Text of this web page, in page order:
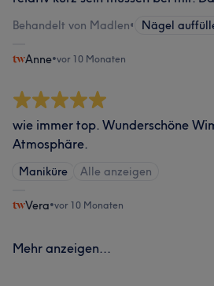
Behandelt von Madlen• Nägel
Anne•vor 10 Monaten
wie immer top. Wunderschöne
Atmosphäre.
Maniküre Alle anzeigen
Vera•vor 10 Monaten
Mehr anzeigen...